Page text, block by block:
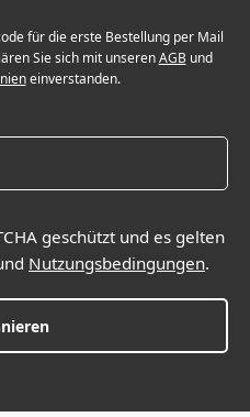
für die erste Bestellung per Mail
Sie sich mit unserenAGBund
einverstanden.
geschützt und es gelten
Nutzungsbedingungen.